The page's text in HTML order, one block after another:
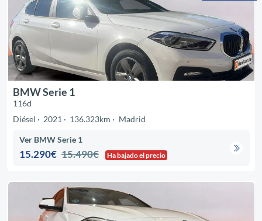
BMW Serie 1
116d
Diésel
2021 136.323km Madrid
Ver BMW Serie 1
15.290€ 15.490€ Ha bajado el precio